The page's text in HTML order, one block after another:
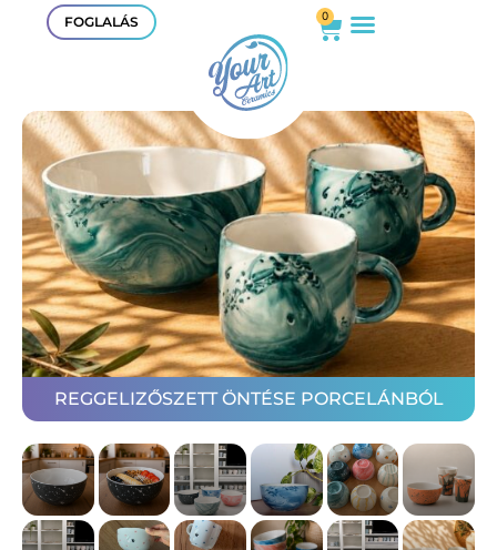
FOGLALÁS 0
REGGELIZŐSZETT ÖNTÉSE PORCELÁNBÓL